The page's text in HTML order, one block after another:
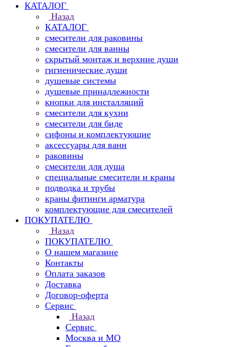
КАТАЛОГ
Назад
КАТАЛОГ
смесители для раковины
смесители для ванны
скрытый монтаж и верхние души
гигиенические души
душевые системы
душевые принадлежности
кнопки для инсталляций
смесители для кухни
смесители для биде
сифоны и комплектующие
аксессуары для ванн
раковины
смесители для душа
специальные смесители и краны
подводка и трубы
краны фитинги арматура
комплектующие для смесителей
ПОКУПАТЕЛЮ
Назад
ПОКУПАТЕЛЮ
О нашем магазине
Контакты
Оплата заказов
Доставка
Договор-оферта
Сервис
Назад
Сервис
Москва и МО